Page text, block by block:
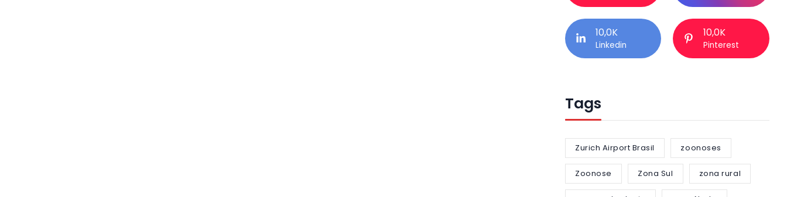
10,0K
Linkedin
10,0K
Pinterest
Tags
Zurich Airport Brasil zoonoses
Zoonose Zona Sul zona rural